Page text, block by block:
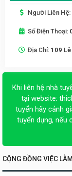
Người Liên Hệ:
Số Điện Thoại:
Địa Chỉ: 109
Khi liên hệ nhà
tại website:
tuyển hãy cảnh
tuyển dụng, nếu
CỘNG ĐỒNG VIỆC